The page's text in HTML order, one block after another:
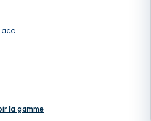
la gamme